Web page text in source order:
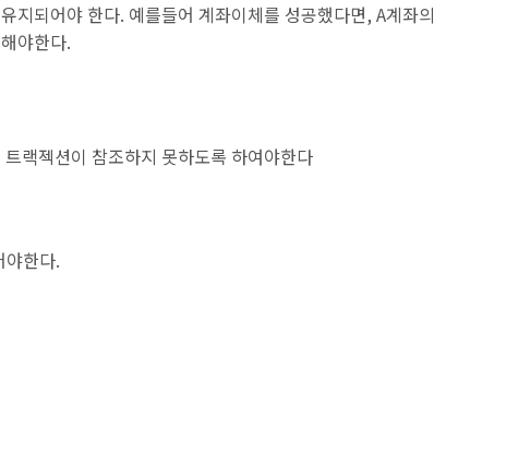
지되어야 한다. 예를들어 계좌이체를 성공했다면, A계좌의
야한다.
랙젝션이 참조하지 못하도록 하여야한다
야한다.